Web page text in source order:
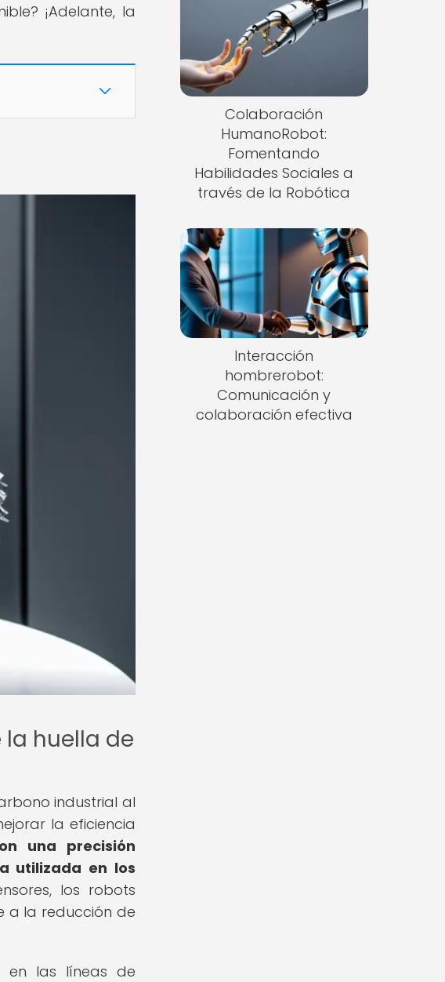
¡Adelante, la
huella de
industrial al
la eficiencia
una precisión
utilizada en los
los robots
a la reducción de
en las líneas de
Colaboración
HumanoRobot:
Fomentando
Habilidades Sociales a
través de la Robótica
Interacción
hombrerobot:
Comunicación y
colaboración efectiva